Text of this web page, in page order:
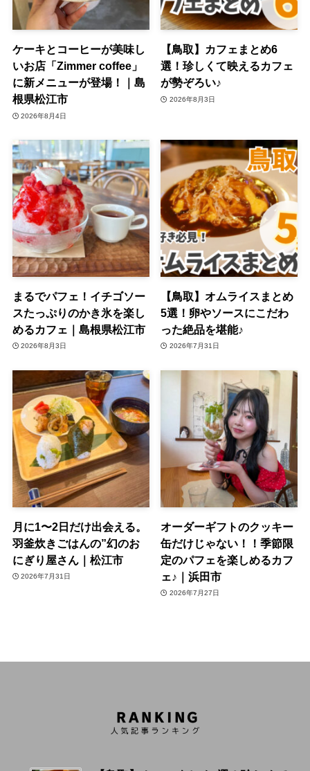
ケーキとコーヒーが美味し
いお店「Zimmer coffee」
に新メニューが登場！｜島
根県松江市
2026年8月4日
【鳥取】カフェまとめ6
選！珍しくて映えるカフェ
が勢ぞろい♪
2026年8月3日
まるでパフェ！イチゴソー
スたっぷりのかき氷を楽し
めるカフェ｜島根県松江市
2026年8月3日
【鳥取】オムライスまとめ
5選！卵やソースにこだわ
った絶品を堪能♪
2026年7月31日
月に1〜2日だけ出会える。
羽釜炊きごはんの”幻のお
にぎり屋さん｜松江市
2026年7月31日
オーダーギフトのクッキー
缶だけじゃない！！季節限
定のパフェを楽しめるカフ
ェ♪｜浜田市
2026年7月27日